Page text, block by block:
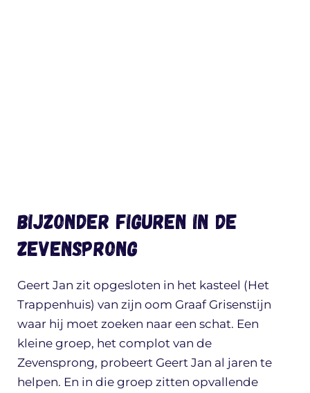
Bijzonder figuren in De
Zevensprong
Geert Jan zit opgesloten in het kasteel (Het
Trappenhuis) van zijn oom Graaf Grisenstijn
waar hij moet zoeken naar een schat. Een
kleine groep, het complot van de
Zevensprong, probeert Geert Jan al jaren te
helpen. En in die groep zitten opvallende